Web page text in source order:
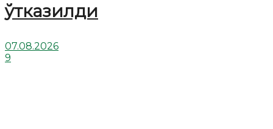
ўтказилди
07.08.2026
9